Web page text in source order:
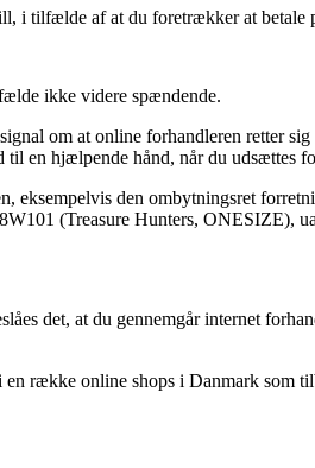
i tilfælde af at du foretrækker at betale
ikke videre spændende.
om at online forhandleren retter
en hjælpende hånd, når du udsættes
den ombytningsret
(Treasure Hunters, ONESIZE),
det, at du gennemgår internet
række online shops i Danmark som